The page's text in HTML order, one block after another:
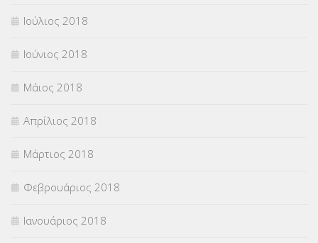
Ιούλιος 2018
Ιούνιος 2018
Μάιος 2018
Απρίλιος 2018
Μάρτιος 2018
Φεβρουάριος 2018
Ιανουάριος 2018